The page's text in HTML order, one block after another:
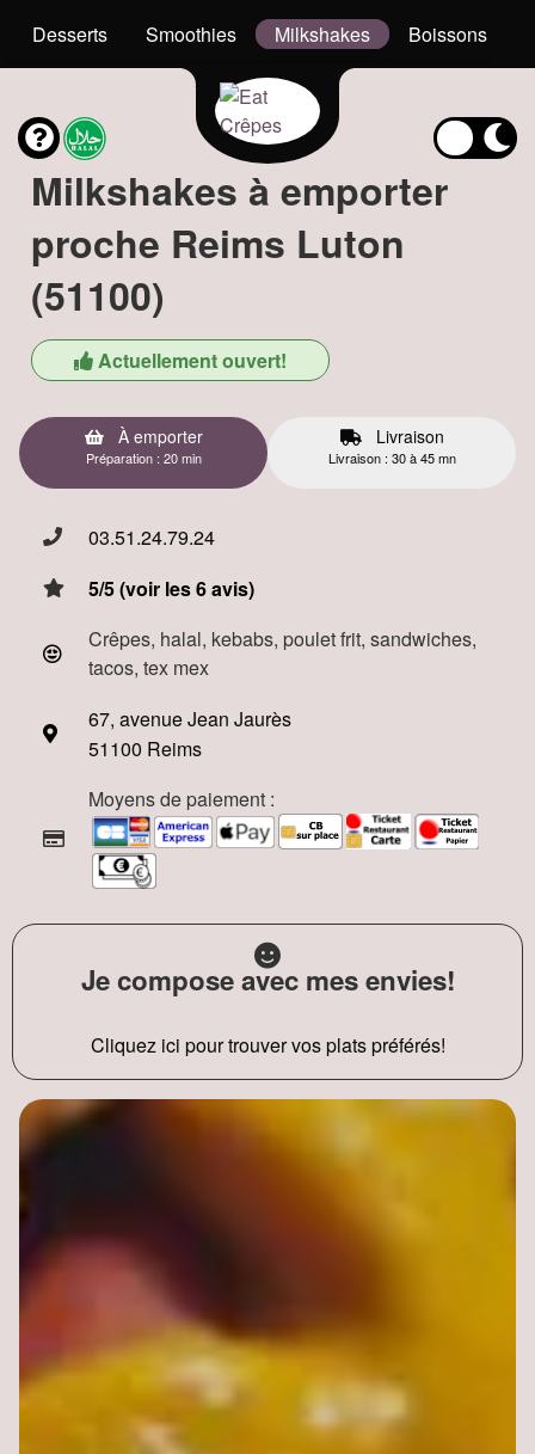
Desserts Smoothies Milkshakes Boissons
Milkshakes à emporter
proche Reims Luton
(51100)
Actuellement ouvert!
À emporter
Préparation : 20 min
Livraison
Livraison : 30 à 45 mn
03.51.24.79.24
5/5 (voir les 6 avis)
Crêpes, halal, kebabs, poulet frit, sandwiches,
tacos, tex mex
67, avenue Jean Jaurès
51100 Reims
Moyens de paiement :
Je compose avec mes envies!
Cliquez ici pour trouver vos plats préférés!